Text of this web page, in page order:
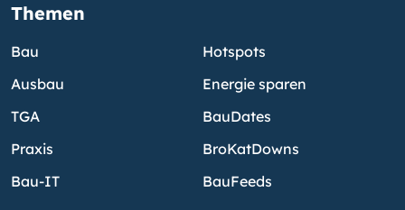
Themen
Bau
Ausbau
TGA
Praxis
Bau-IT
Hotspots
Energie sparen
BauDates
BroKatDowns
BauFeeds